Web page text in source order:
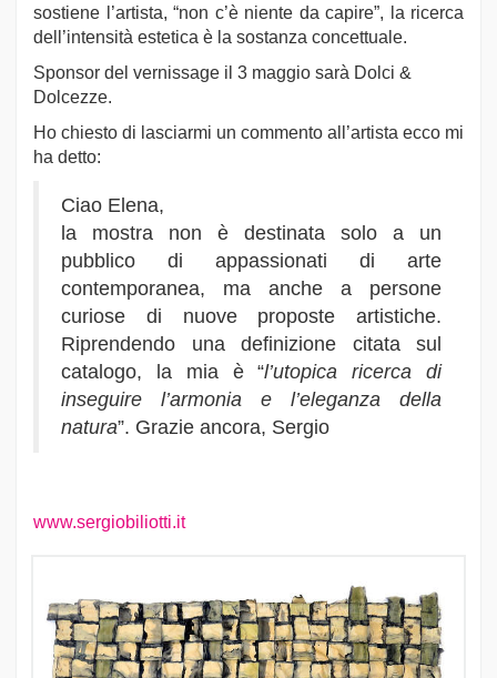
sostiene l’artista, “non c’è niente da capire”, la ricerca
dell’intensità estetica è la sostanza concettuale.
Sponsor del vernissage il 3 maggio sarà Dolci &
Dolcezze.
Ho chiesto di lasciarmi un commento all’artista ecco mi
ha detto:
Ciao Elena,
la mostra non è destinata solo a un
pubblico di appassionati di arte
contemporanea, ma anche a persone
curiose di nuove proposte artistiche.
Riprendendo una definizione citata sul
catalogo, la mia è “l’utopica ricerca di
inseguire l’armonia e l’eleganza della
natura”. Grazie ancora, Sergio
www.sergiobiliotti.it